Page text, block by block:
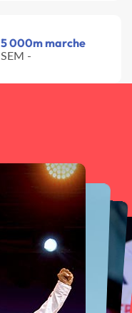
5 000m marche
SEM -